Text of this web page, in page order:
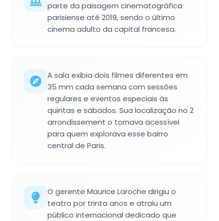
parte da paisagem cinematográfica
parisiense até 2019, sendo o último
cinema adulto da capital francesa.
A sala exibia dois filmes diferentes em
35 mm cada semana com sessões
regulares e eventos especiais às
quintas e sábados. Sua localização no 2
arrondissement o tornava acessível
para quem explorava esse bairro
central de Paris.
O gerente Maurice Laroche dirigiu o
teatro por trinta anos e atraiu um
público internacional dedicado que